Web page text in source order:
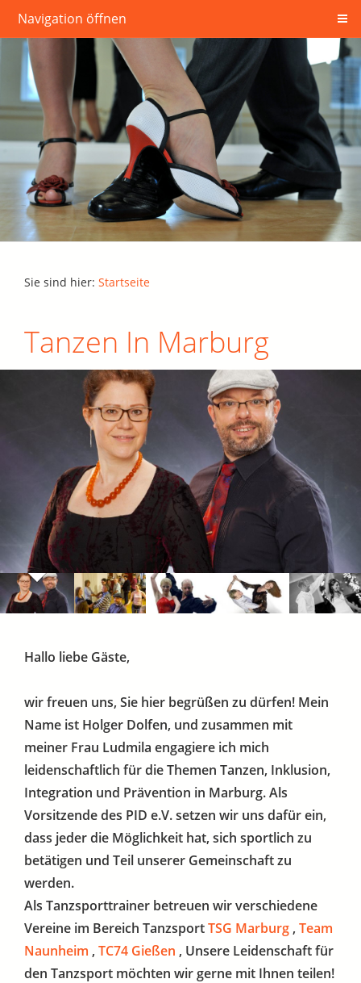
Navigation öffnen
Sie sind hier: Startseite
Tanzen In Marburg
Hallo liebe Gäste,
wir freuen uns, Sie hier begrüßen zu dürfen! Mein
Name ist Holger Dolfen, und zusammen mit
meiner Frau Ludmila engagiere ich mich
leidenschaftlich für die Themen Tanzen, Inklusion,
Integration und Prävention in Marburg. Als
Vorsitzende des PID e.V. setzen wir uns dafür ein,
dass jeder die Möglichkeit hat, sich sportlich zu
betätigen und Teil unserer Gemeinschaft zu
werden.
Als Tanzsporttrainer betreuen wir verschiedene
Vereine im Bereich TanzsportTSG Marburg , Team
Naunheim , TC74 Gießen , Unsere Leidenschaft für
den Tanzsport möchten wir gerne mit Ihnen teilen!